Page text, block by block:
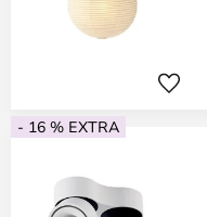
- 16 % EXTRA